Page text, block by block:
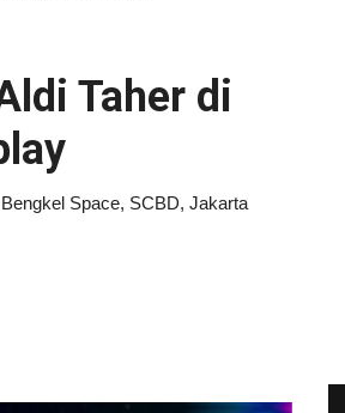
Taher di
Space, SCBD, Jakarta